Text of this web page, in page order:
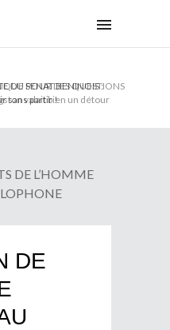
DU SENAT BENINOIS :
sans partir !
DE L’HOMME
DE